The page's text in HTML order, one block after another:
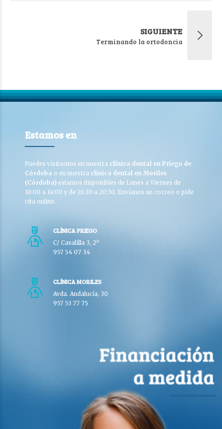
SIGUIENTE
Terminando la ortodoncia
Estamos en
Puedes visitarnos en nuestra clínica dental en Priego de
Córdoba o en nuestra clínica dental en Moriles
(Córdoba) estamos disponibles de Lunes a Viernes de
10:00 a 14:00 y de 16:30 a 20:30. Envíanos un correo o pide
cita online.
CLÍNICA PRIEGO
C/ Casalilla 3, 2º
957 54 07 34
CLÍNICA MORILES
Avda. Andalucía, 30
957 53 77 75